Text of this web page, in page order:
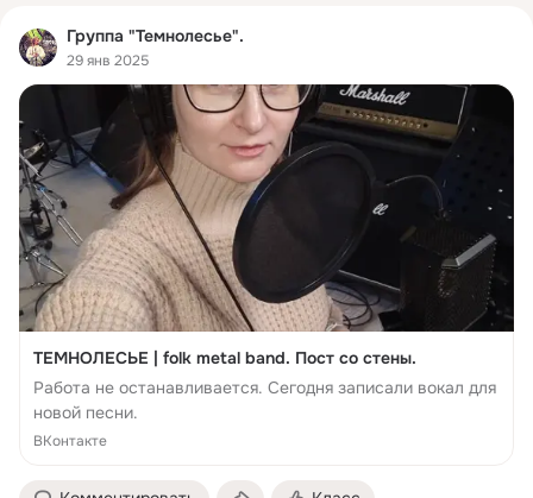
Группа "Темнолесье".
29 янв 2025
ТЕМНОЛЕСЬЕ | folk metal band. Пост со стены.
Работа не останавливается. Сегодня записали вокал для
новой песни.
ВКонтакте